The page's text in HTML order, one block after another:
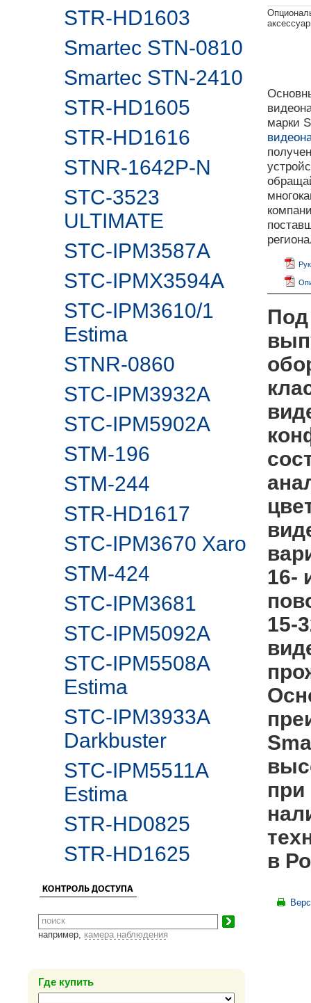
STR-HD1603
Smartec STN-0810
Smartec STN-2410
STR-HD1605
STR-HD1616
STNR-1642P-N
STC-3523
ULTIMATE
STC-IPM3587A
STC-IPMX3594A
STC-IPM3610/1
Estima
STNR-0860
STC-IPM3932A
STC-IPM5902А
STM-196
STM-244
STR-HD1617
STC-IPM3670 Xaro
STM-424
STC-IPM3681
STC-IPM5092A
STC-IPM5508A
Estima
STC-IPM3933A
Darkbuster
STC-IPM5511A
Estima
STR-HD0825
STR-HD1625
например, камера наблюдения
Где купить
марки
Под
16-
15-
при
в